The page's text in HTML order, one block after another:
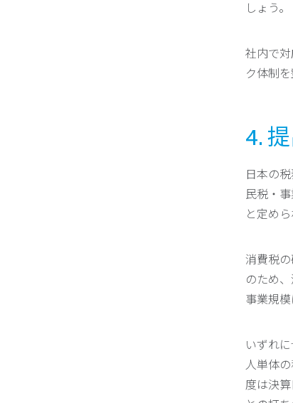
しょう。
社内で
ク体制
4.
日本の
民税・
と定めら
消費税
のため
事業規
いずれ
人単体
度は決